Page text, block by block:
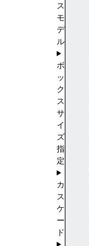
ス
モ
デ
ル
ボ
ッ
ク
ス
サ
イ
ズ
指
定
カ
ス
ケ
ー
ド